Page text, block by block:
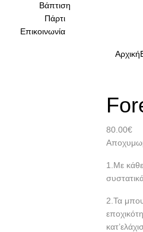
Βάπτιση
Πάρτι
Επικοινωνία
Αρχική
80.00€
1.Με κάθε
2.Τα